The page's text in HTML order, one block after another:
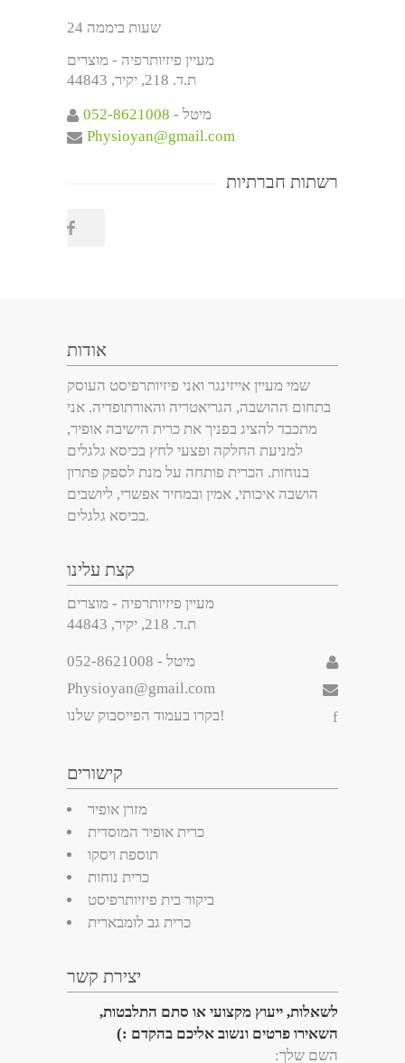
24 שעות ביממה
מעיין פיזיותרפיה - מוצרים
ת.ד. 218, יקיר, 44843
052-8621008
- מיטל
Physioyan@gmail.com
רשתות חברתיות
אודות
שמי מעיין אייזינגר ואני פיזיותרפיסט העוסק
בתחום ההושבה, הגריאטריה והאורתופדיה. אני
מתכבד להציג בפניך את כרית הישיבה אופיר,
למניעת החלקה ופצעי לחץ בכיסא גלגלים
בנוחות. הכרית פותחה על מנת לספק פתרון
הושבה איכותי, אמין ובמחיר אפשרי, ליושבים
בכיסא גלגלים.
קצת עלינו
מעיין פיזיותרפיה - מוצרים
ת.ד. 218, יקיר, 44843
052-8621008
- מיטל
Physioyan@gmail.com
בקרו בעמוד הפייסבוק שלנו!
קישורים
מזרן אופיר
כרית אופיר המוסדית
תוספת ויסקו
כרית נוחות
ביקור בית פיזיותרפיסט
כרית גב לומבארית
יצירת קשר
לשאלות, ייעוץ מקצועי או סתם התלבטות,
השאירו פרטים ונשוב אליכם בהקדם :)
השם שלך: